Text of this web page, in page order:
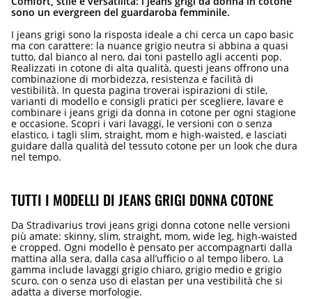
sono un evergreen del guardaroba femminile.
I jeans grigi sono la risposta ideale a chi cerca un capo basic
ma con carattere: la nuance grigio neutra si abbina a quasi
tutto, dal bianco al nero, dai toni pastello agli accenti pop.
Realizzati in cotone di alta qualità, questi jeans offrono una
combinazione di morbidezza, resistenza e facilità di
vestibilità. In questa pagina troverai ispirazioni di stile,
varianti di modello e consigli pratici per scegliere, lavare e
combinare i jeans grigi da donna in cotone per ogni stagione
e occasione. Scopri i vari lavaggi, le versioni con o senza
elastico, i tagli slim, straight, mom e high-waisted, e lasciati
guidare dalla qualità del tessuto cotone per un look che dura
nel tempo.
TUTTI I MODELLI DI JEANS GRIGI DONNA COTONE
Da Stradivarius trovi jeans grigi donna cotone nelle versioni
più amate: skinny, slim, straight, mom, wide leg, high-waisted
e cropped. Ogni modello è pensato per accompagnarti dalla
mattina alla sera, dalla casa all’ufficio o al tempo libero. La
gamma include lavaggi grigio chiaro, grigio medio e grigio
scuro, con o senza uso di elastan per una vestibilità che si
adatta a diverse morfologie.